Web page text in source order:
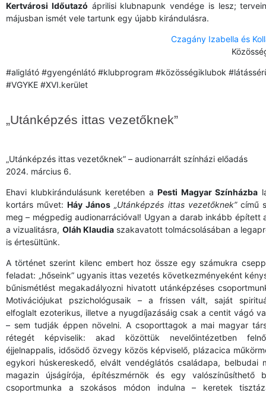
Kertvárosi Időutazó áprilisi klubnapunk vendége is lesz;
májusban ismét vele tartunk egy újabb kirándulásra.
Czagány Izabella és
#aliglátó #gyengénlátó #klubprogram #közösségiklubok
#VGYKE #XVI.kerület
„Utánképzés ittas vezetőknek”
„Utánképzés ittas vezetőknek” – audionarrált színházi előadás
2024. március 6.
Ehavi klubkirándulásunk keretében a Pesti Magyar Színházba
kortárs művet:Háy János „Utánképzés ittas vezetőknek”című
meg – mégpedig audionarrációval! Ugyan a darab inkább épített
a vizualitásra, Oláh Klaudiaszakavatott tolmácsolásában a
is értesültünk.
A történet szerint kilenc embert hoz össze egy számukra
feladat: „hőseink” ugyanis ittas vezetés következményeként
bűnismétlést megakadályozni hivatott utánképzéses
Motivációjukat pszichológusaik – a frissen vált, saját
elfoglalt ezoterikus, illetve a nyugdíjazásáig csak a centit vágó
– sem tudják éppen növelni. A csoporttagok a mai magyar
rétegét képviselik: akad közöttük nevelőintézetben
éjjelnappalis, idősödő özvegy közös képviselő, plázacica
egykori húskereskedő, elvált vendéglátós családapa, belbudai
magazin újságírója, építészmérnök és egy valószínűsíthető
csoportmunka a szokásos módon indulna – keretek